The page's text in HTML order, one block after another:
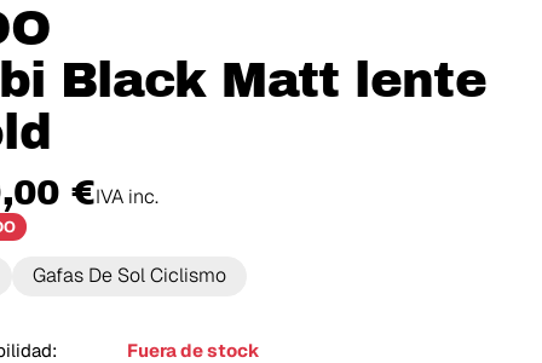
Black Matt lente
€IVA inc.
Gafas De Sol Ciclismo
Fuera de stock